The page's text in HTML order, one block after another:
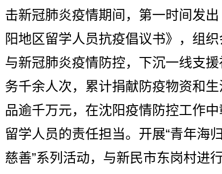
击新冠肺炎疫情期间，第一时间发
阳地区留学人员抗疫倡议书》，组
与新冠肺炎疫情防控，下沉一线支
务千余人次，累计捐献防疫物资和
品逾千万元，在沈阳疫情防控工作
留学人员的责任担当。开展“青年海
慈善”系列活动，与新民市东岗村进